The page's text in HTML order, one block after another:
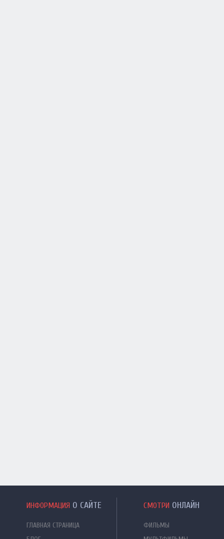
ИНФОРМАЦИЯ О САЙТЕ
ГЛАВНАЯ СТРАНИЦА
СМОТРИ ОНЛАЙН
ФИЛЬМЫ